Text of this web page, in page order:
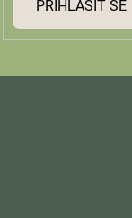
PŘIHLÁSIT SE